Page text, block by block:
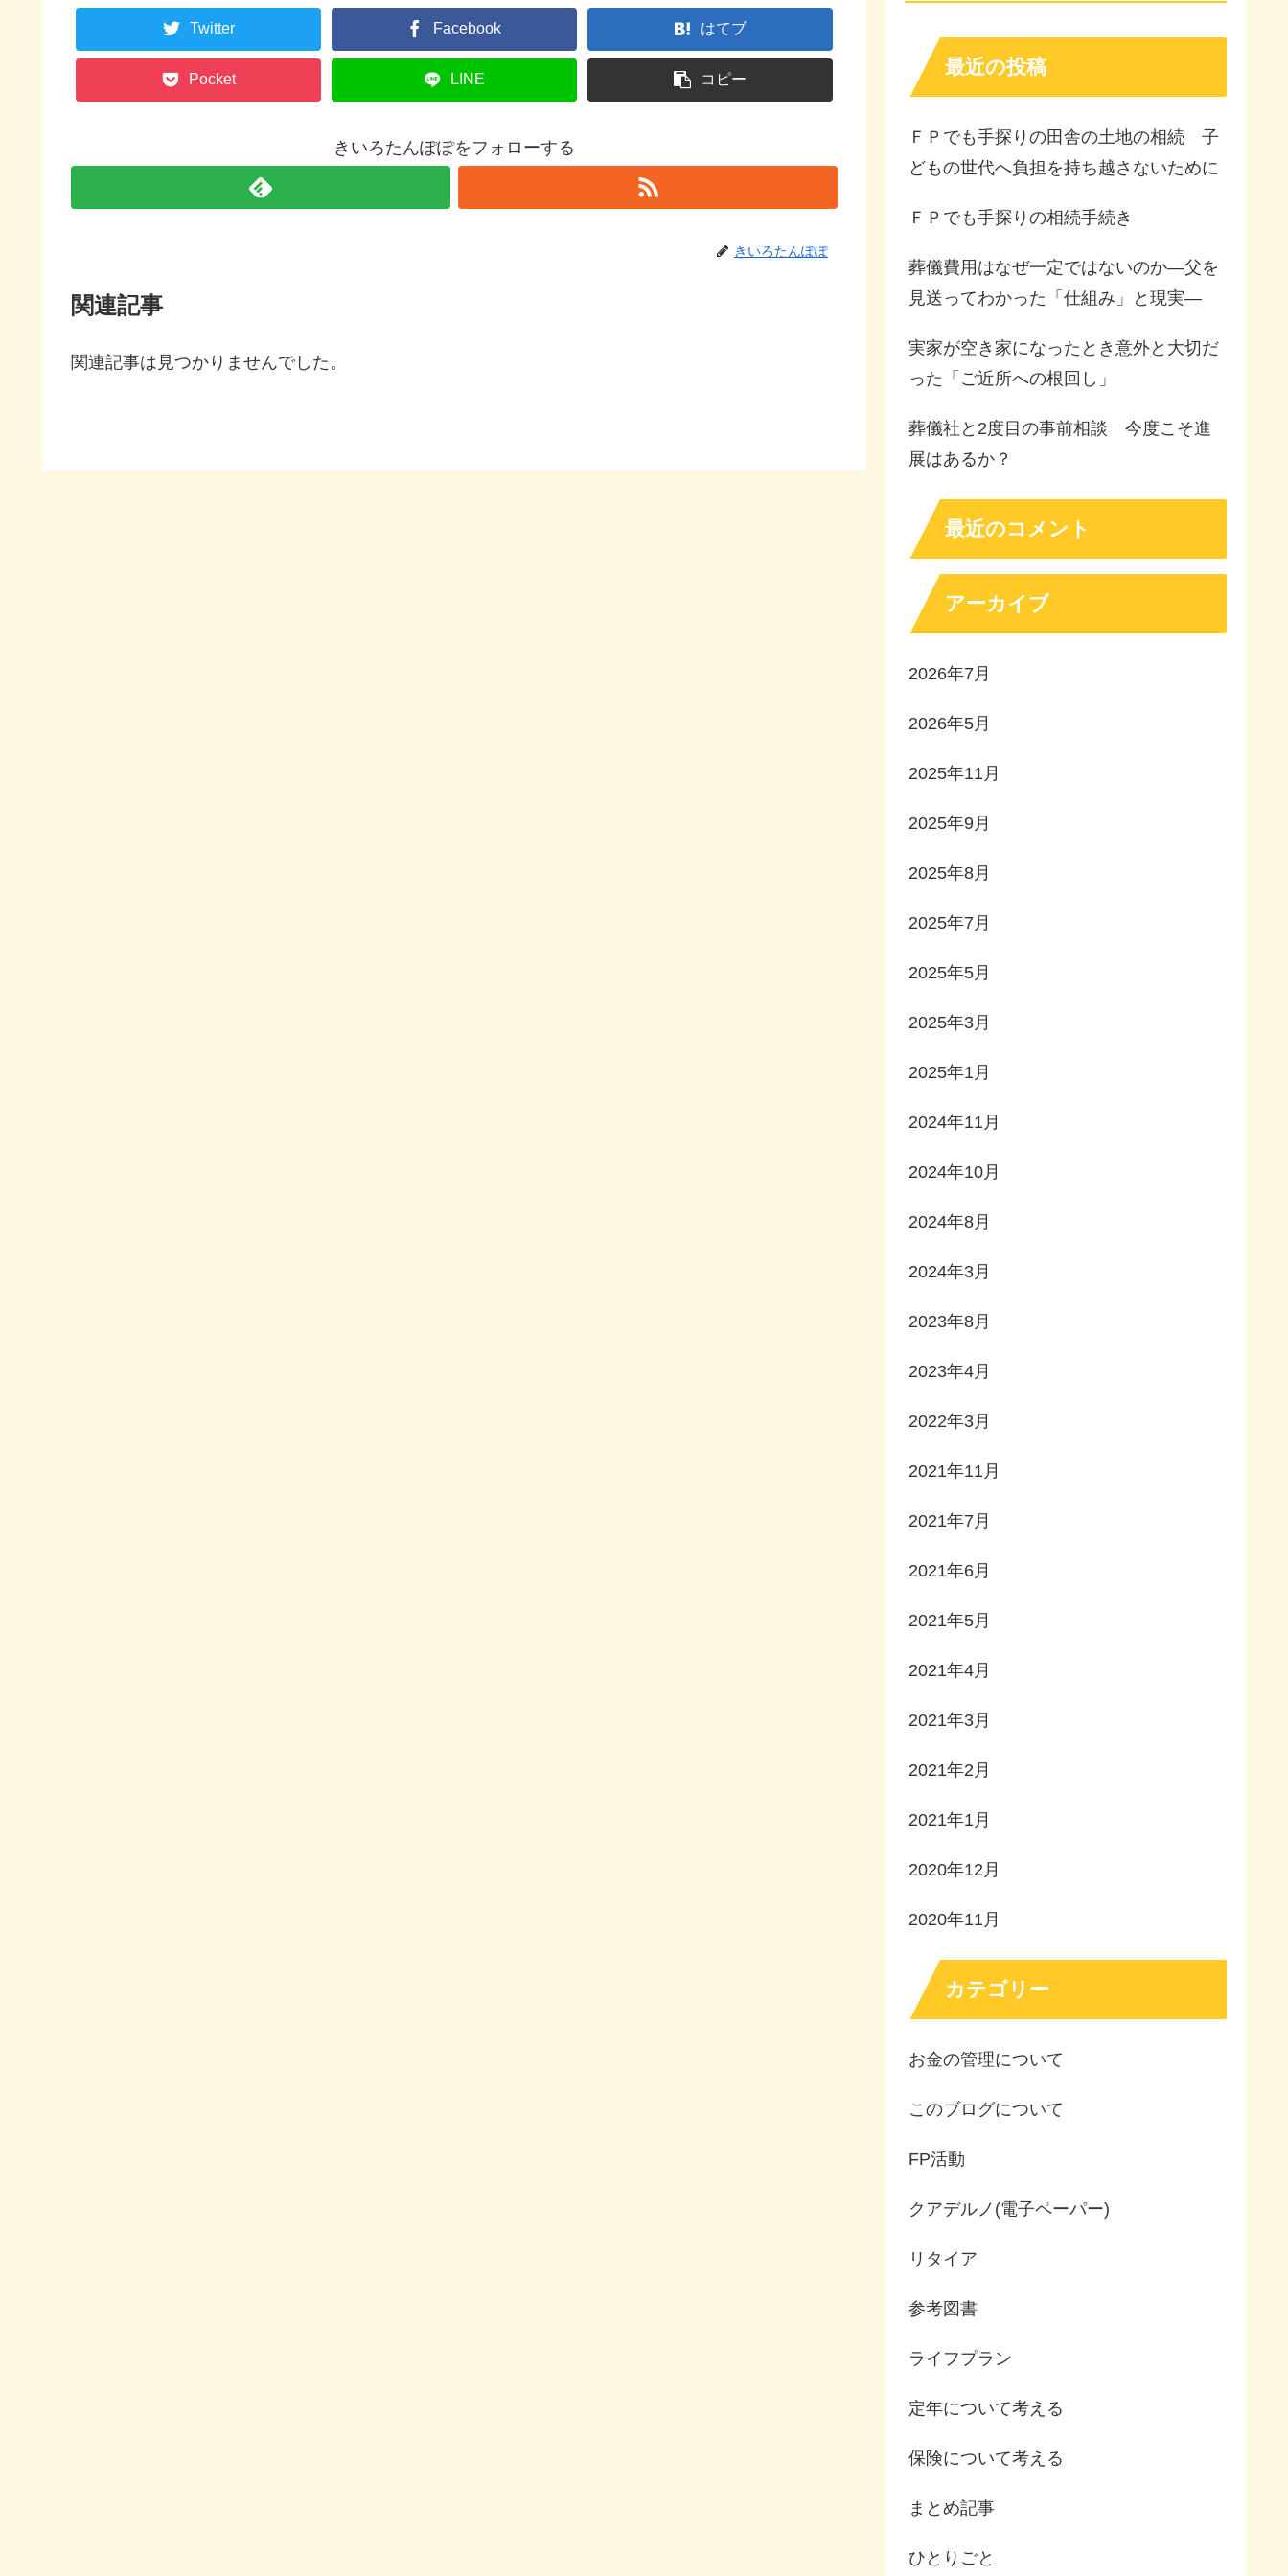
Twitter Facebook はてブ
Pocket LINE コピー
きいろたんぽぽをフォローする
きいろたんぽぽ
関連記事
関連記事は見つかりませんでした。
最近の投稿
ＦＰでも手探りの田舎の土地の相続 子
どもの世代へ負担を持ち越さないために
ＦＰでも手探りの相続手続き
葬儀費用はなぜ一定ではないのか—父を
見送ってわかった「仕組み」と現実—
実家が空き家になったとき意外と大切だ
った「ご近所への根回し」
葬儀社と2度目の事前相談 今度こそ進
展はあるか？
最近のコメント
アーカイブ
2026年7月
2026年5月
2025年11月
2025年9月
2025年8月
2025年7月
2025年5月
2025年3月
2025年1月
2024年11月
2024年10月
2024年8月
2024年3月
2023年8月
2023年4月
2022年3月
2021年11月
2021年7月
2021年6月
2021年5月
2021年4月
2021年3月
2021年2月
2021年1月
2020年12月
2020年11月
カテゴリー
お金の管理について
このブログについて
FP活動
クアデルノ(電子ペーパー)
リタイア
参考図書
ライフプラン
定年について考える
保険について考える
まとめ記事
ひとりごと